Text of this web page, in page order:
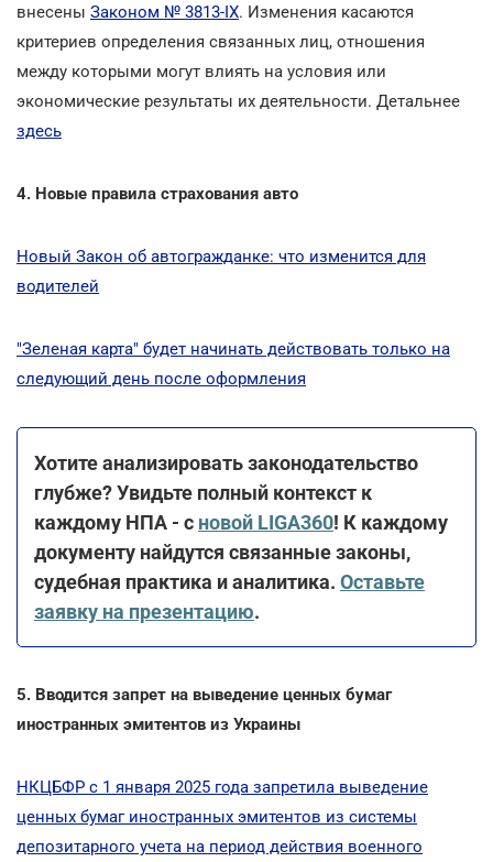
внесены Законом № 3813-ІХ. Изменения касаются
критериев определения связанных лиц, отношения
между которыми могут влиять на условия или
экономические результаты их деятельности. Детальнее
здесь
4. Новые правила страхования авто
Новый Закон об автогражданке: что изменится для
водителей
"Зеленая карта" будет начинать действовать только на
следующий день после оформления
Хотите анализировать законодательство
глубже? Увидьте полный контекст к
каждому НПА - с новой LIGA360! К каждому
документу найдутся связанные законы,
судебная практика и аналитика. Оставьте
заявку на презентацию.
5. Вводится запрет на выведение ценных бумаг
иностранных эмитентов из Украины
НКЦБФР с 1 января 2025 года запретила выведение
ценных бумаг иностранных эмитентов из системы
депозитарного учета на период действия военного